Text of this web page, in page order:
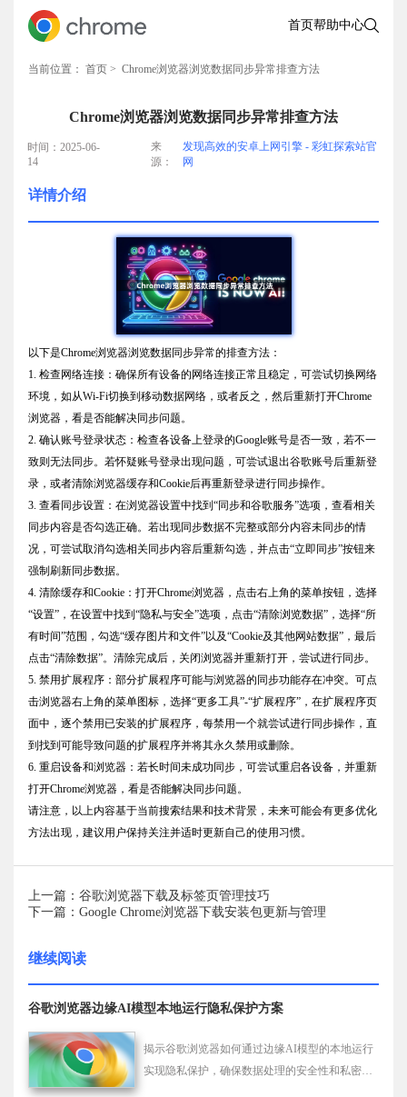
首页帮助中心
当前位置： 首页 > Chrome浏览器浏览数据同步异常排查方法
Chrome浏览器浏览数据同步异常排查方法
时间：2025-06-
14
来
源：
发现高效的安卓上网引擎 - 彩虹探索站官
网
详情介绍
以下是Chrome浏览器浏览数据同步异常的排查方法：
1. 检查网络连接：确保所有设备的网络连接正常且稳定，可尝试切换网络
环境，如从Wi-Fi切换到移动数据网络，或者反之，然后重新打开Chrome
浏览器，看是否能解决同步问题。
2. 确认账号登录状态：检查各设备上登录的Google账号是否一致，若不一
致则无法同步。若怀疑账号登录出现问题，可尝试退出谷歌账号后重新登
录，或者清除浏览器缓存和Cookie后再重新登录进行同步操作。
3. 查看同步设置：在浏览器设置中找到“同步和谷歌服务”选项，查看相关
同步内容是否勾选正确。若出现同步数据不完整或部分内容未同步的情
况，可尝试取消勾选相关同步内容后重新勾选，并点击“立即同步”按钮来
强制刷新同步数据。
4. 清除缓存和Cookie：打开Chrome浏览器，点击右上角的菜单按钮，选择
“设置”，在设置中找到“隐私与安全”选项，点击“清除浏览数据”，选择“所
有时间”范围，勾选“缓存图片和文件”以及“Cookie及其他网站数据”，最后
点击“清除数据”。清除完成后，关闭浏览器并重新打开，尝试进行同步。
5. 禁用扩展程序：部分扩展程序可能与浏览器的同步功能存在冲突。可点
击浏览器右上角的菜单图标，选择“更多工具”-“扩展程序”，在扩展程序页
面中，逐个禁用已安装的扩展程序，每禁用一个就尝试进行同步操作，直
到找到可能导致问题的扩展程序并将其永久禁用或删除。
6. 重启设备和浏览器：若长时间未成功同步，可尝试重启各设备，并重新
打开Chrome浏览器，看是否能解决同步问题。
请注意，以上内容基于当前搜索结果和技术背景，未来可能会有更多优化
方法出现，建议用户保持关注并适时更新自己的使用习惯。
上一篇：谷歌浏览器下载及标签页管理技巧
下一篇：Google Chrome浏览器下载安装包更新与管理
继续阅读
谷歌浏览器边缘AI模型本地运行隐私保护方案
揭示谷歌浏览器如何通过边缘AI模型的本地运行
实现隐私保护，确保数据处理的安全性和私密